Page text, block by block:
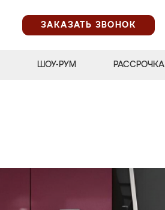
ЗАКАЗАТЬ ЗВОНОК
ШОУ-РУМ РАССРОЧКА